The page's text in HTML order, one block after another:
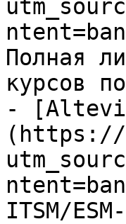
Полная
курсов
-
(https://
ITSM/